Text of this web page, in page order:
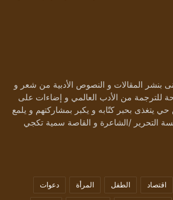
بنشر المقالات و النصوص الأدبية من شعر و
للترجمة من الأدب العالمي و إضاءات على
حي يتغذى بحبر كتّابه و يكبر بمشاركتهم و يلمع
التحرير /الشاعرة و القاصة سمية تكجي
اقتصاد الطفل المرأة دعوات